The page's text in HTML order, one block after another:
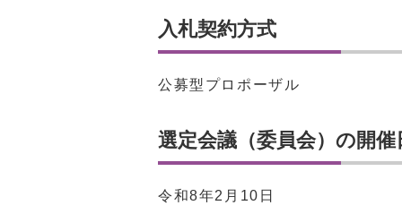
入札契約方式
公募型プロポーザル
選定会議（委員会）の開催
令和8年2月10日